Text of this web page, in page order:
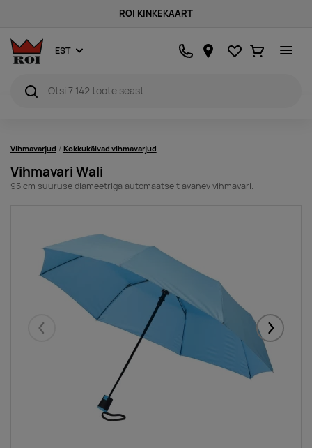
ROI KINKEKAART
EST Lemmikud
Ostukorv
Vihmavarjud Kokkukäivad vihmavarjud
Vihmavari Wali
95 cm suuruse diameetriga automaatselt avanev vihmavari.
Eelmised